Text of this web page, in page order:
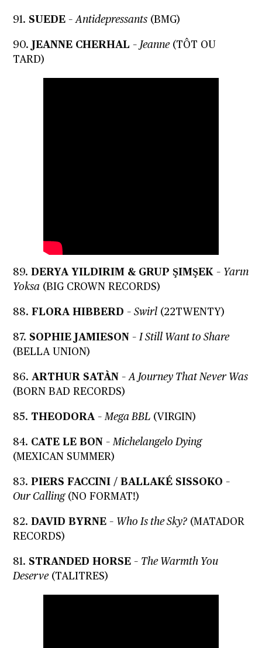
91. SUEDE –Antidepressants (BMG)
90. JEANNE CHERHAL – Jeanne(TÔT OU
TARD)
89.DERYA YILDIRIM & GRUP ŞIMŞEK – Yarın
Yoksa (BIG CROWN RECORDS)
88. FLORA HIBBERD –Swirl (22TWENTY)
87. SOPHIE JAMIESON –I Still Want to Share
(BELLA UNION)
86.ARTHUR SATÀN –A Journey That Never Was
(BORN BAD RECORDS)
85. THEODORA–Mega BBL (VIRGIN)
84. CATE LE BON –Michelangelo Dying
(MEXICAN SUMMER)
83. PIERS FACCINI / BALLAKÉ SISSOKO –
Our Calling(NO FORMAT!)
82.DAVID BYRNE – Who Is the Sky? (MATADOR
RECORDS)
81. STRANDED HORSE – The Warmth You
Deserve(TALITRES)